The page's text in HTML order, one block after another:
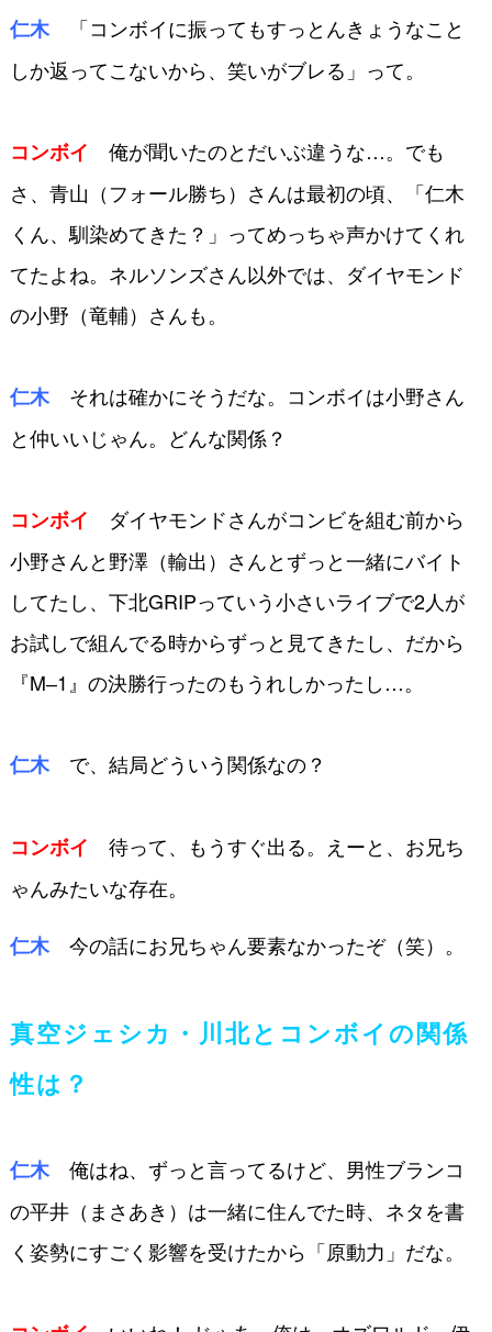
仁木「コンボイに振ってもすっとんきょ うなこと
しか返ってこないから、笑いがブレる」って。
コンボイ 俺が聞いたのとだいぶ違うな…。 でも
さ、青山（フォール勝ち）さんは最初の頃、「仁木
くん、馴染めてきた？」ってめっちゃ声かけてくれ
てたよね。ネルソンズさん以外では、ダイヤモンド
の小野 （竜輔）さんも。
仁木それは確かにそうだな。コンボイは小野さん
と仲いいじゃん。どんな関係？
コンボイ ダイヤモンドさんがコンビを組む前から
小野さんと野澤（輸出）さんとずっと一緒にバイト
してたし、下北GRIPっていう小さいライブで2人が
お試しで組んでる時からずっと見てきた し、だから
『M‒1』の決勝行ったのもうれしかったし…。
仁木で、結局どういう関係なの？
コンボイ 待って、もうすぐ出る。えーと、 お兄ち
ゃんみたいな存在。
仁木今の話にお兄ちゃん要素なかったぞ（笑）。
真空ジェシカ・川北とコンボイの関係
性は？
仁木俺はね、ずっと言ってるけど、男性ブランコ
の平井（まさあき）は一緒に住んでた時、ネタを書
く姿勢にすごく影響を受けたから「原動力」だな。